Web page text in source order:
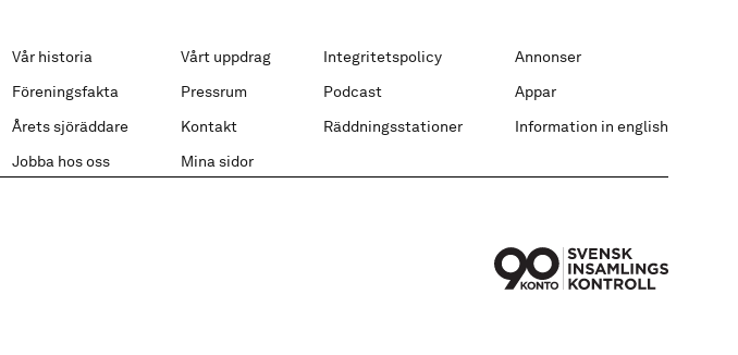
Vår historia Vårt uppdrag Integritetspolicy
Annonser
Föreningsfakta
Pressrum Podcast
Appar
Årets sjöräddare
Kontakt Räddningsstationer
Information in english
Jobba hos oss
Mina sidor